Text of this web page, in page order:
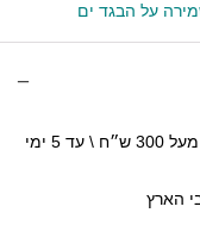
על הבגד ים
♡ משלוח עד הבית ב30 ש״ח – חינם בקנייה מעל 300 ש״ח \ עד 5 ימי
הארץ